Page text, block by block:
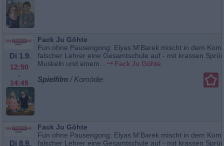
Di 1.9.
12:50
-
14:45
Fack Ju Göhte
Fun ohne Pausengong: Elyas M‘Barek mischt in dem
falscher Lehrer eine Gesamtschule auf - mit krassen
Muskeln und einem...
Fack Ju Göhte
Spielfilm / Komödie
Di 8.9.
Fack Ju Göhte
Fun ohne Pausengong: Elyas M‘Barek mischt in dem
falscher Lehrer eine Gesamtschule auf - mit krassen